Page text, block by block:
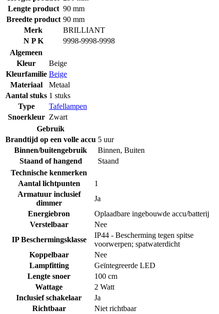
Lengte product 90 mm
Breedte product 90 mm
Merk
BRILLIANT
N P K
9998-9998-9998
Algemeen
Kleur
Beige
Kleurfamilie Beige
Materiaal
Metaal
Aantal stuks 1 stuks
Type
Tafellampen
Snoerkleur Zwart
Gebruik
Brandtijd op een volle accu 5 uur
Binnen/buitengebruik
Binnen, Buiten
Staand of hangend
Staand
Technische kenmerken
Aantal lichtpunten
1
Armatuur inclusief
dimmer
Ja
Energiebron
Oplaadbare ingebouwde accu/batterij
Verstelbaar
Nee
IP Beschermingsklasse
IP44 - Bescherming tegen spitse
voorwerpen; spatwaterdicht
Koppelbaar
Nee
Lampfitting
Geïntegreerde LED
Lengte snoer
100 cm
Wattage
2 Watt
Inclusief schakelaar
Ja
Richtbaar
Niet richtbaar